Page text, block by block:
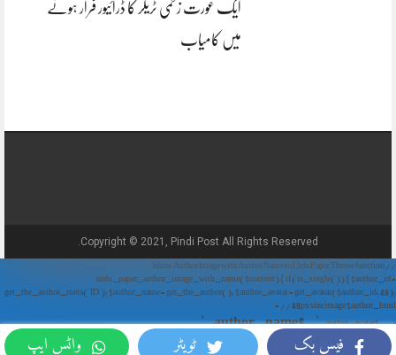
فیس بک ٹویٹر واٹس ایپ
ایک عورت زخمی ٹریلر کا ڈرائیور فرار ہونے
میں کامیاب
Copyright © 2021, Pindi Post All Rights Reserved.
// Show Author Image with Author Name in UrduPaper Theme function
urdu_paper_author_image_with_name($content) { if (is_single()) { $author_id =
get_the_author_meta('ID'); $author_name = get_the_author(); $author_avatar = get_avatar($author_id, 48);
// 48px size image $author_html = '
' . $author_avatar . '
' . $author_name . '
'; return $author_html . $content; } return $content; } add_filter('the_content',